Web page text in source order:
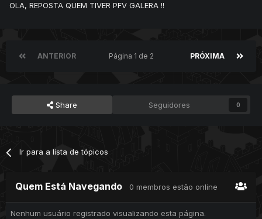
OLA, REPOSTA QUEM TIVER PFV GALERA !!
ANTERIOR PRÓXIMA
Página 1 de 2
Share Seguidores 0
Ir para a lista de tópicos
Quem Está Navegando 0 membros estão online
Nenhum usuário registrado visualizando esta página.